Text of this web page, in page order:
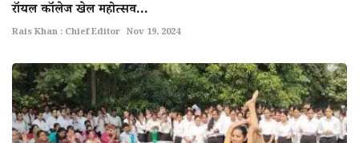
राॅयल काॅलेज खेल महोत्सव...
Rais Khan : Chief Editor Nov 19, 2024